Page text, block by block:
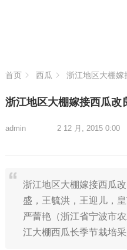
首页 西瓜 浙江地区大棚嫁
浙江地区大棚嫁接西瓜改
admin 2 12 月, 2015 0:00
浙江地区大棚嫁接西瓜
盛，王毓洪，王迎儿，
严蕾艳（浙江省宁波市
江大棚西瓜长季节栽培